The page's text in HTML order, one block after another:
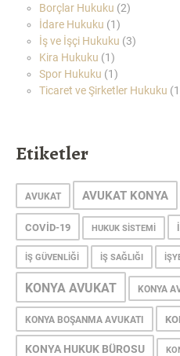
Borçlar Hukuku (2)
İdare Hukuku (1)
İş ve İşçi Hukuku (3)
Kira Hukuku (1)
Spor Hukuku (1)
Ticaret ve Şirketler Hukuku
Etiketler
AVUKAT AVUKAT KONYA
COVID-19 HUKUK SISTEMI
IŞ GÜVENLIĞI IŞ SAĞLIĞI
KONYA AVUKAT KONYA
KONYA BOŞANMA AVUKATI
KONYA HUKUK BÜROSU